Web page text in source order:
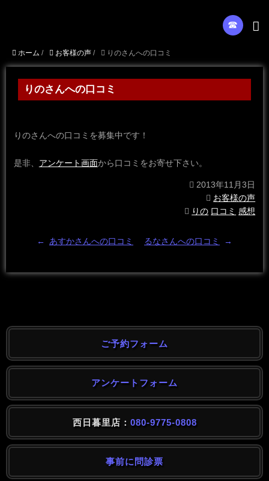
☎︎
ホーム / お客様の声 / りのさんへの口コミ
りのさんへの口コミ
りのさんへの口コミを募集中です！
是非、 アンケート画面から口コミをお寄せ下さい。
2013年11月3日
お客様の声
りの 口コミ 感想
← あすかさんへの口コミ るなさんへの口コミ →
ご予約フォーム
アンケートフォーム
西日暮里店： 080-9775-0808
事前に問診票